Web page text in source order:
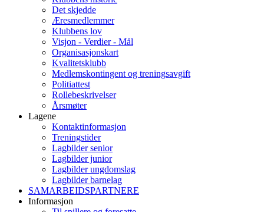
Det skjedde
Æresmedlemmer
Klubbens lov
Visjon - Verdier - Mål
Organisasjonskart
Kvalitetsklubb
Medlemskontingent og treningsavgift
Politiattest
Rollebeskrivelser
Årsmøter
Lagene
Kontaktinformasjon
Treningstider
Lagbilder senior
Lagbilder junior
Lagbilder ungdomslag
Lagbilder barnelag
SAMARBEIDSPARTNERE
Informasjon